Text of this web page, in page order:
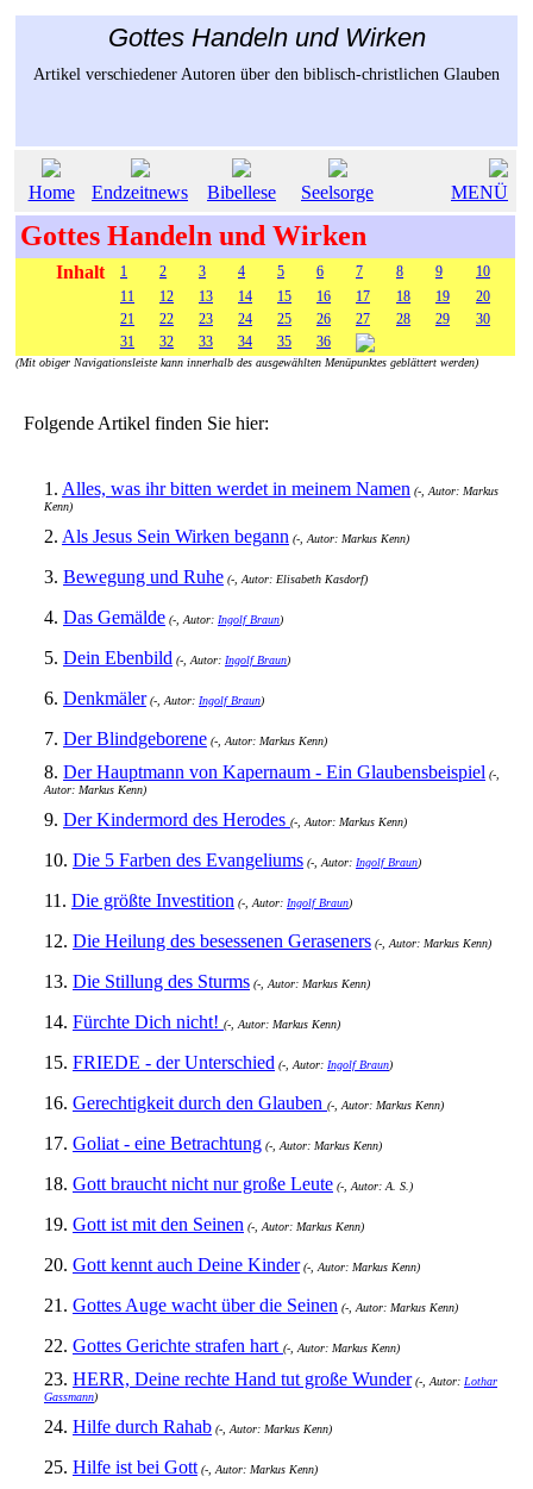
Gottes Handeln und Wirken
Artikel verschiedener Autoren über den biblisch-christlichen Glauben
Home Endzeitnews Bibellese Seelsorge MENÜ
Gottes Handeln und Wirken
Inhalt 1 2 3 4 5 6 7 8 9
10
11
12 13 14 15 16 17 18 19
20
21
22 23 24 25 26 27 28 29
30
31
32 33 34 35 36
(Mit obiger Navigationsleiste kann innerhalb des ausgewählten Menüpunktes geblättert werden)
Folgende Artikel finden Sie hier:
1. Alles, was ihr bitten werdet in meinem Namen (-, Autor: Markus
Kenn)
2. Als Jesus Sein Wirken begann (-, Autor: Markus Kenn)
3. Bewegung und Ruhe (-, Autor: Elisabeth Kasdorf)
4. Das Gemälde (-, Autor: Ingolf Braun)
5. Dein Ebenbild (-, Autor: Ingolf Braun)
6. Denkmäler(-, Autor: Ingolf Braun)
7. Der Blindgeborene (-, Autor: Markus Kenn)
8. Der Hauptmann von Kapernaum - Ein Glaubensbeispiel (-,
Autor: Markus Kenn)
9. Der Kindermord des Herodes (-, Autor: Markus Kenn)
10. Die 5 Farben des Evangeliums (-, Autor: Ingolf Braun)
11. Die größte Investition (-, Autor: Ingolf Braun)
12. Die Heilung des besessenen Geraseners (-, Autor: Markus Kenn)
13. Die Stillung des Sturms (-, Autor: Markus Kenn)
14. Fürchte Dich nicht! (-, Autor: Markus Kenn)
15. FRIEDE - der Unterschied (-, Autor: Ingolf Braun)
16. Gerechtigkeit durch den Glauben (-, Autor: Markus Kenn)
17. Goliat - eine Betrachtung (-, Autor: Markus Kenn)
18. Gott braucht nicht nur große Leute (-, Autor: A. S.)
19. Gott ist mit den Seinen (-, Autor: Markus Kenn)
20. Gott kennt auch Deine Kinder(-, Autor: Markus Kenn)
21. Gottes Auge wacht über die Seinen (-, Autor: Markus Kenn)
22. Gottes Gerichte strafen hart (-, Autor: Markus Kenn)
23. HERR, Deine rechte Hand tut große Wunder(-, Autor: Lothar
Gassmann)
24. Hilfe durch Rahab (-, Autor: Markus Kenn)
25. Hilfe ist bei Gott (-, Autor: Markus Kenn)